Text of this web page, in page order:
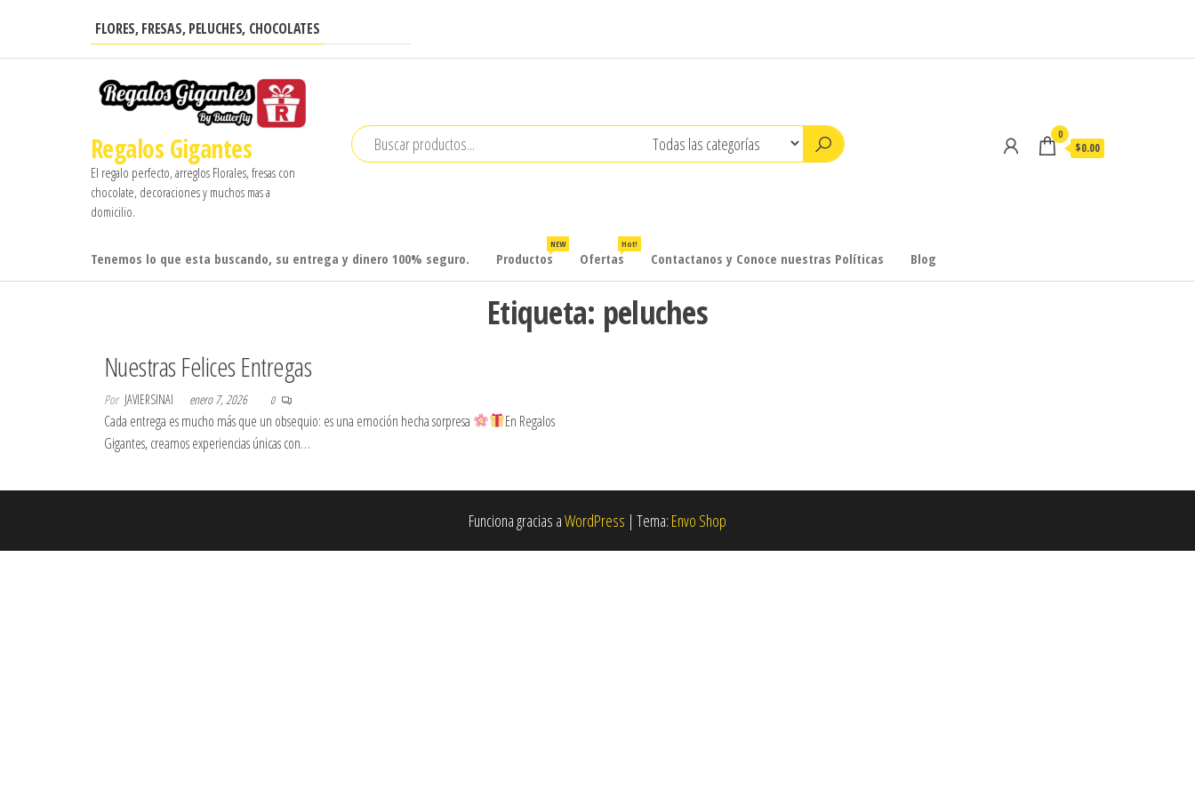
contenido
FLORES, FRESAS, PELUCHES, CHOCOLATES
Regalos Gigantes
El regalo perfecto, arreglos Florales, fresas con
chocolate, decoraciones y muchos mas a
domicilio.
0
$0.00
Tenemos lo que esta buscando, su entrega y dinero 100% seguro. Productos
NEW
Ofertas
Hot!
Contactanos y Conoce nuestras Políticas Blog
Etiqueta: peluches
Nuestras Felices Entregas
Por JAVIERSINAI enero 7, 2026 0
Cada entrega es mucho más que un obsequio: es una emoción hecha sorpresa
En Regalos
Gigantes, creamos experiencias únicas con…
Funciona gracias aWordPress | Tema: Envo Shop